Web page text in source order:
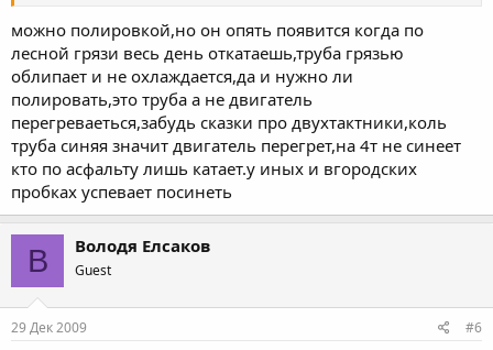
можно полировкой,но он опять появится когда по
лесной грязи весь день откатаешь,труба грязью
облипает и не охлаждается,да и нужно ли
полировать,это труба а не двигатель
перегреваеться,забудь сказки про двухтактники,коль
труба синяя значит двигатель перегрет,на 4т не синеет
кто по асфальту лишь катает.у иных и вгородских
пробках успевает посинеть
В Володя Елсаков
Guest
29 Дек 2009 #6